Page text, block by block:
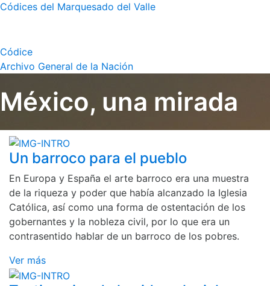
Códices del Marquesado del Valle
Códice
Archivo General de la Nación
México, una mirada
Un barroco para el pueblo
En Europa y España el arte barroco era una muestra
de la riqueza y poder que había alcanzado la Iglesia
Católica, así como una forma de ostentación de los
gobernantes y la nobleza civil, por lo que era un
contrasentido hablar de un barroco de los pobres.
Ver más